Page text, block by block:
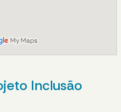
Inclusão